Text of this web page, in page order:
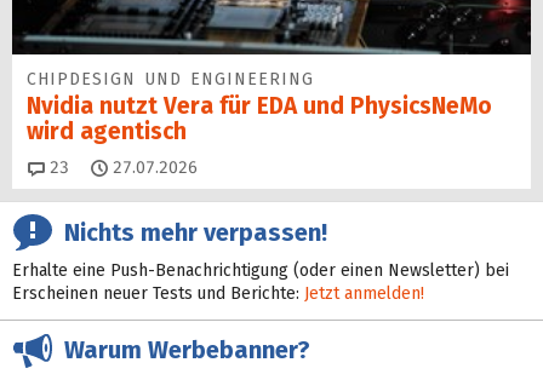
CHIPDESIGN UND ENGINEERING
Nvidia nutzt Vera für EDA und PhysicsNeMo
wird agentisch
23 Kommentare
27.07.2026
Nichts mehr verpassen!
Erhalte eine Push-Benachrichtigung (oder einen Newsletter) bei
Erscheinen neuer Tests und Berichte: Jetzt anmelden!
Warum Werbebanner?